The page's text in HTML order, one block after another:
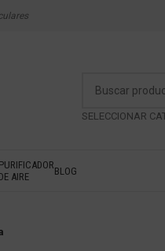
SELECCIONAR
AIRE
BLOG